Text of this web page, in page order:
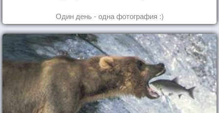
Один день - одна фотография :)